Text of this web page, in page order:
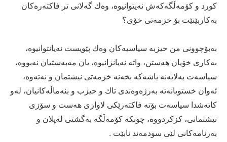
كورد و كۆمه‌ڵگه‌كه‌ش نه‌یتوانیوه‌، وه‌ك گه‌لانی‌ تر فاكته‌ره‌كان
به‌كاربێنێت بۆ خزمه‌تی‌ خۆی‌؟
به‌بۆچوونی‌ من حیزبه‌ سیاسیه‌كان وه‌ك پێویست نه‌یانتوانیوه‌،
به‌كاری‌ خۆیان هه‌ستن، واته‌ نه‌یانزانیوه‌، یان مه‌به‌ستیان نه‌بووه‌،
سیاسه‌ت به‌لایه‌نه‌ باشه‌كه‌ بخه‌نه‌ خزمه‌تی‌ نیشتمان و نه‌ته‌وه‌،
ئه‌وان خستویانه‌ته‌ به‌رژه‌وه‌ندی‌ تاك و حیزب و بنه‌ماڵه‌كانیان، له‌و
كاته‌شدا سیاسه‌ت بۆته‌ فاكته‌رێكی‌ لاوازی‌ هه‌ست و سۆزی‌
نیشتمانی‌، كزكردووه‌، چونكه‌ كۆمه‌ڵگه‌ به‌گشتی‌ له‌پلان و
به‌رنامه‌كانی‌ لێی‌ سودمه‌ند نابێت .